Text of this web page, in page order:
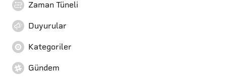
Zaman Tüneli
Duyurular
Kategoriler
Gündem